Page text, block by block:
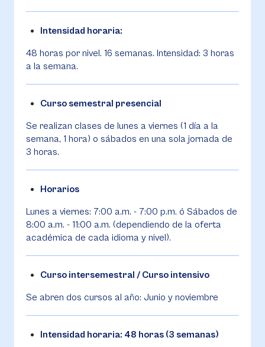
Intensidad horaria:
48 horas por nivel. 16 semanas. Intensidad: 3 horas
a la semana.
Curso semestral presencial
Se realizan clases de lunes a viernes (1 día a la
semana, 1 hora) o sábados en una sola jornada de
3 horas.
Horarios
Lunes a viernes: 7:00 a.m. - 7:00 p.m. ó Sábados de
8:00 a.m. - 11:00 a.m. (dependiendo de la oferta
académica de cada idioma y nivel).
Curso intersemestral / Curso intensivo
Se abren dos cursos al año: Junio y noviembre
Intensidad horaria: 48 horas (3 semanas)